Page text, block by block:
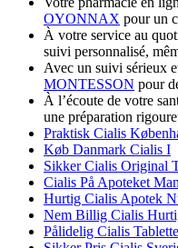
OYONNAX pour un
À votre service au
suivi personnalisé,
Avec un suivi sérieux
MONTESSON pour
À l’écoute de votre
une préparation
Praktisk Cialis
Køb Danmark Cialis I
Sikker Cialis Original
Cialis På Apoteket
Hurtig Cialis Apotek
Nem Billig Cialis
Pålidelig Cialis